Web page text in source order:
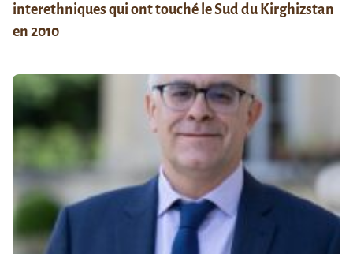
interethniques qui ont touché le Sud du Kirghizstan
en 2010